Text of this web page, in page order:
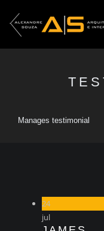
Manages testimonial
24
jul